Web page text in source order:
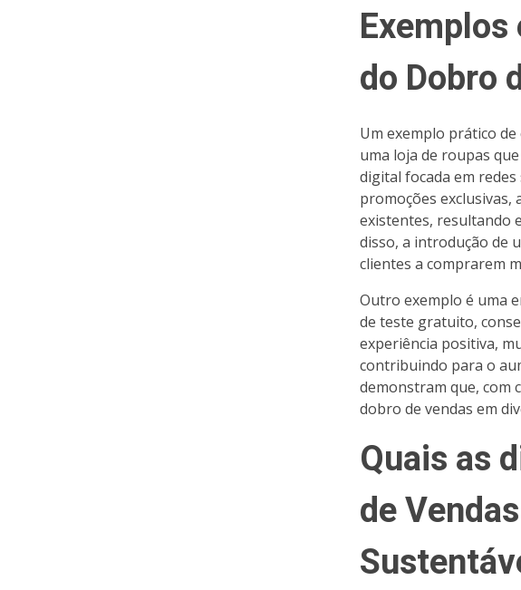
do Dobro
Um exemplo prático
uma loja de roupas
digital focada em
promoções
existentes, resultando
disso, a introdução de
clientes a comprarem
Outro exemplo é uma
de teste gratuito,
experiência positiva,
contribuindo para o
demonstram que, com
dobro de vendas em
Quais as
de